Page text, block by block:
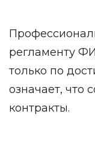
регламенту
только по
означает, что
контракты.